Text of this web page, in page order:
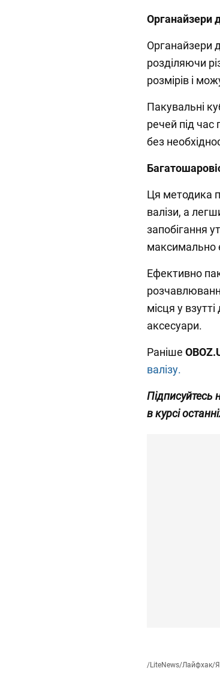
Органайзери
Органайзери
розділяючи
розмірів і
Пакувальні
речей під час
без
Ця методика
валізи, а
запобігання
максимально
Ефективно
місця у
аксесуари.
Раніше
валізу.
Підписуйтесь
в курсі
/LiteNews/Лайфхак/